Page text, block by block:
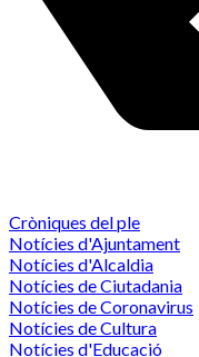
Cròniques del ple
Notícies d'Ajuntament
Notícies d'Alcaldia
Notícies de Ciutadania
Notícies de Coronavirus
Notícies de Cultura
Notícies d'Educació